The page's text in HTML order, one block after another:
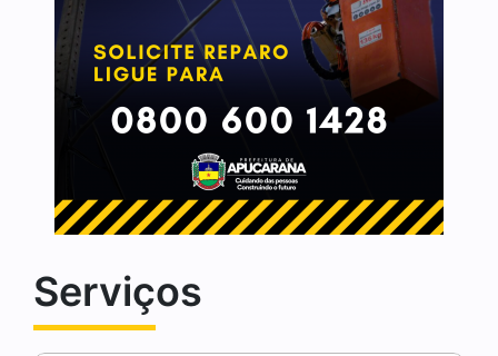
Serviços